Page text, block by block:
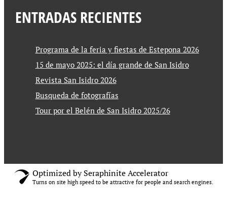
ENTRADAS RECIENTES
Programa de la feria y fiestas de Estepona 2026
15 de mayo 2025: el día grande de San Isidro
Revista San Isidro 2026
Busqueda de fotografías
Tour por el Belén de San Isidro 2025/26
Optimized by Seraphinite Accelerator
Turns on site high speed to be attractive for people and search engines.